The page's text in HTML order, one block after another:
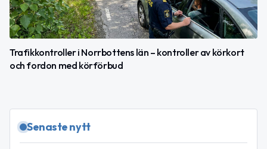
Trafikkontroller i Norrbottens län – kontroller av körkort
och fordon med körförbud
Senaste nytt